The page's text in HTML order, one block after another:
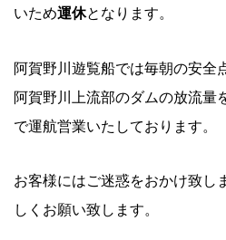
いため運休となります。
阿賀野川遊覧船では毎朝の安全
阿賀野川上流部のダムの放流量
で運航営業いたしております。
お客様にはご迷惑をおかけ致し
しくお願い致します。